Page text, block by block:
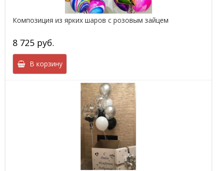
Композиция из ярких шаров с розовым зайцем
8 725 руб.
В корзину